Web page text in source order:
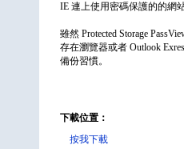
IE 連上使用密碼保護的的網
雖然 Protected Storage
存在瀏覽器或者 Outlook
備份習慣。
下載位置：
按我下載